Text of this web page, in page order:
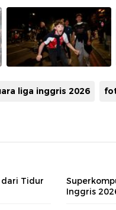
liga inggris 2026
dari Tidur
Inggris